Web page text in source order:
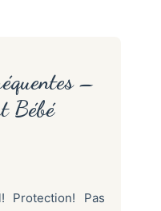
–
Bébé
Protection! Pas